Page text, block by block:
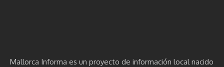
Mallorca Informa es un proyecto de información local nacido